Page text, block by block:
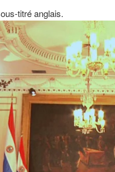
titré anglais.